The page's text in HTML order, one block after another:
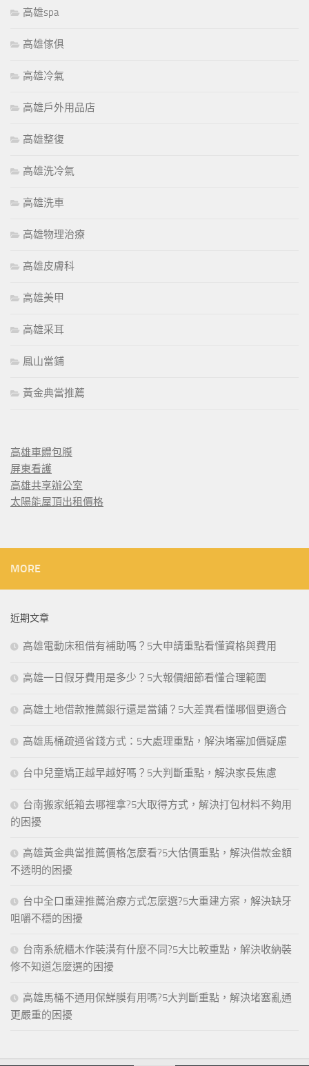
高雄spa
高雄傢俱
高雄冷氣
高雄戶外用品店
高雄整復
高雄洗冷氣
高雄洗車
高雄物理治療
高雄皮膚科
高雄美甲
高雄采耳
鳳山當鋪
黃金典當推薦
高雄車體包膜
屏東看護
高雄共享辦公室
太陽能屋頂出租價格
MORE
近期文章
高雄電動床租借有補助嗎？5大申請重點看懂資格與費用
高雄一日假牙費用是多少？5大報價細節看懂合理範圍
高雄土地借款推薦銀行還是當鋪？5大差異看懂哪個更適合
高雄馬桶疏通省錢方式：5大處理重點，解決堵塞加價疑慮
台中兒童矯正越早越好嗎？5大判斷重點，解決家長焦慮
台南搬家紙箱去哪裡拿?5大取得方式，解決打包材料不夠用
的困擾
高雄黃金典當推薦價格怎麼看?5大估價重點，解決借款金額
不透明的困擾
台中全口重建推薦治療方式怎麼選?5大重建方案，解決缺牙
咀嚼不穩的困擾
台南系統櫃木作裝潢有什麼不同?5大比較重點，解決收納裝
修不知道怎麼選的困擾
高雄馬桶不通用保鮮膜有用嗎?5大判斷重點，解決堵塞亂通
更嚴重的困擾